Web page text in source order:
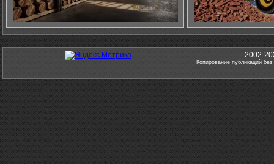
2002-
Копирование публикаций